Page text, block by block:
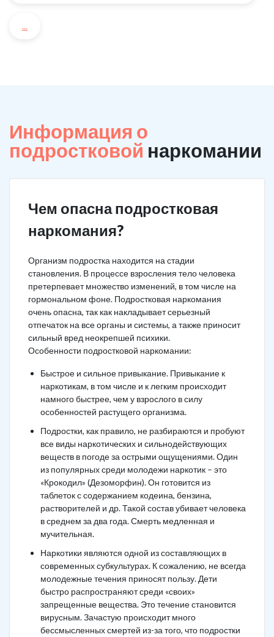
...
Информация о
подростковой наркомании
Чем опасна подростковая
наркомания?
Организм подростка находится на стадии
становления. В процессе взросления тело человека
претерпевает множество изменений, в том числе на
гормональном фоне. Подростковая наркомания
очень опасна, так как накладывает серьезный
отпечаток на все органы и системы, а также приносит
сильный вред неокрепшей психики.
Особенности подростковой наркомании:
Быстрое и сильное привыкание. Привыкание к
наркотикам, в том числе и к легким происходит
намного быстрее, чем у взрослого в силу
особенностей растущего организма.
Подростки, как правило, не разбираются и пробуют
все виды наркотических и сильнодействующих
веществ в погоде за острыми ощущениями. Один
из популярных среди молодежи наркотик – это
«Крокодил» (Дезоморфин). Он готовится из
таблеток с содержанием кодеина, бензина,
растворителей и др. Такой состав убивает человека
в среднем за два года. Смерть медленная и
мучительная.
Наркотики являются одной из составляющих в
современных субкультурах. К сожалению, не всегда
молодежные течения приносят пользу. Дети
быстро распространяют среди «своих»
запрещенные вещества. Это течение становится
вирусным. Зачастую происходит много
бессмысленных смертей из-за того, что подростки